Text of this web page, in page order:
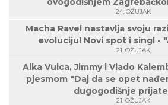
24. OŽUJAK
Macha Ravel nastavlja svoju
evoluciju! Novi spot i singl -
21. OŽUJAK
Alka Vuica, Jimmy i Vlado
pjesmom "Daj da se opet
dugogodišnje
21. OŽUJAK